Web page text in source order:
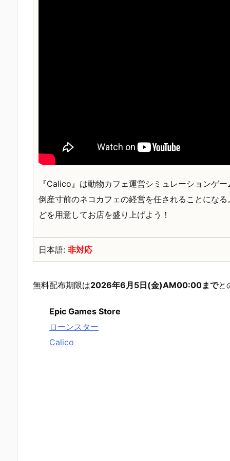
『Calico』は動物カフェ運営シミュレーションゲ
倒産寸前のネコカフェの経営を任されることにな
どを用意してお店を盛り上げよう！
日本語: 非対応
無料配布期限は2026年6月5日(金)AM00:00までと
Epic Games Store
ローンスター
Calico